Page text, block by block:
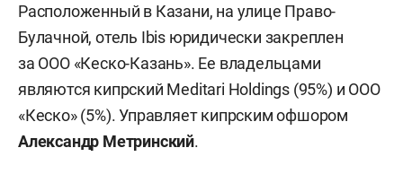
Расположенный в Казани, на улице Право-
Булачной, отель Ibis юридически закреплен
за ООО «Кеско-Казань». Ее владельцами
являются кипрский Meditari Holdings (95%) и ООО
«Кеско» (5%). Управляет кипрским офшором
Александр Метринский.